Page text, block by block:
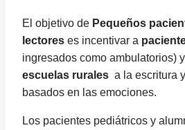
El objetivo de Pequeños
lectores es incentivar a
ingresados como ambulatorios) y
escuelas rurales a la escritura
basados en las emociones.
Los pacientes pediátricos y